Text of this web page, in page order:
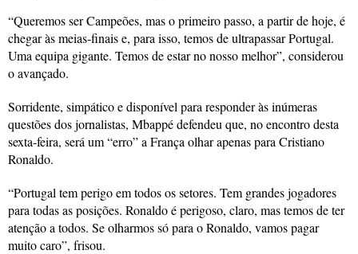
“Queremos ser Campeões, mas o primeiro passo, a partir de hoje, é
chegar às meias-finais e, para isso, temos de ultrapassar Portugal.
Uma equipa gigante. Temos de estar no nosso melhor”, considerou
o avançado.
Sorridente, simpático e disponível para responder às inúmeras
questões dos jornalistas, Mbappé defendeu que, no encontro desta
sexta-feira, será um “erro” a França olhar apenas para Cristiano
Ronaldo.
“Portugal tem perigo em todos os setores. Tem grandes jogadores
para todas as posições. Ronaldo é perigoso, claro, mas temos de ter
atenção a todos. Se olharmos só para o Ronaldo, vamos pagar
muito caro”, frisou.